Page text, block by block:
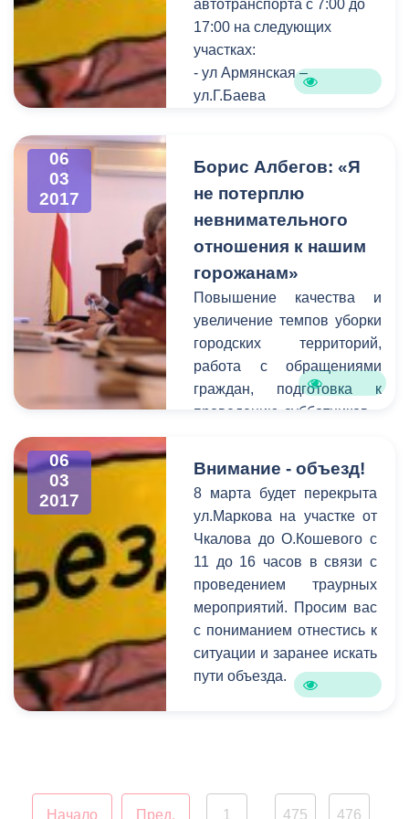
автотранспорта с 7:00 до
17:00 на следующих
участках:
- ул Армянская –
ул.Г.Баева
- ул.Церетели -
ул.Димитрова
-ул.Армянская- пр.Мира(
левая сторона)
Также будет
приостановлено
движение трамвая по
пр.Мира.
06
03
2017
Борис Албегов: «Я
не потерплю
невнимательного
отношения к нашим
горожанам»
Повышение качества и
увеличение темпов уборки
городских территорий,
работа с обращениями
граждан, подготовка к
проведению субботников –
расширенном аппаратном
совещании в столичной
администрации под
председательством Бориса
Албегова.
06
03
2017
Внимание - объезд!
8 марта будет перекрыта
ул.Маркова на участке от
Чкалова до О.Кошевого с
11 до 16 часов в связи с
проведением траурных
мероприятий. Просим вас
с пониманием отнестись к
ситуации и заранее искать
пути объезда.
Начало Пред.
1
475 476